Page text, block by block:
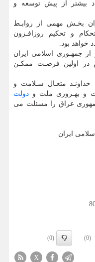
بیشتر از پیش توسعه و
بخـش مهمی از روابـط
و تحکیم روزافـزون
خواهد بود.
از جمهـوری اسلامی ایران
در اولین فرصـت ممکـن
متعـال سـلامت و
و بهـروزی ملت و دولت
عراق را مسئلت می
ایران
(0)
(0)
X